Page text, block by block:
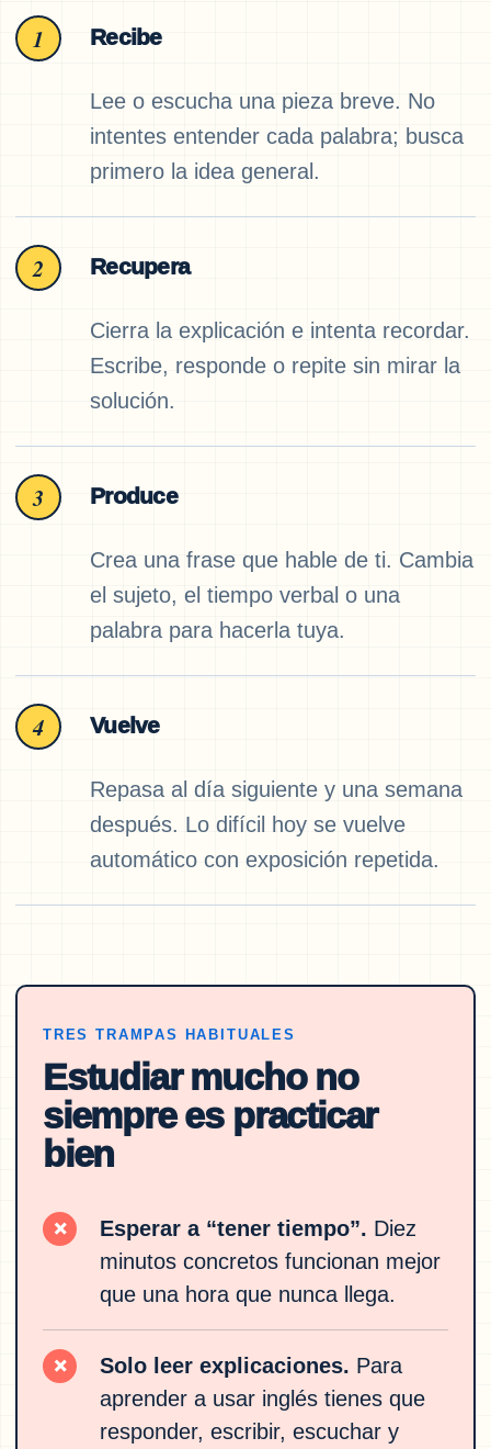
1 Recibe
Lee o escucha una pieza breve. No
intentes entender cada palabra; busca
primero la idea general.
2 Recupera
Cierra la explicación e intenta recordar.
Escribe, responde o repite sin mirar la
solución.
3 Produce
Crea una frase que hable de ti. Cambia
el sujeto, el tiempo verbal o una
palabra para hacerla tuya.
4 Vuelve
Repasa al día siguiente y una semana
después. Lo difícil hoy se vuelve
automático con exposición repetida.
TRES TRAMPAS HABITUALES
Estudiar mucho no
siempre es practicar
bien
× Esperar a “tener tiempo”. Diez
minutos concretos funcionan mejor
que una hora que nunca llega.
× Solo leer explicaciones. Para
aprender a usar inglés tienes que
responder, escribir, escuchar y